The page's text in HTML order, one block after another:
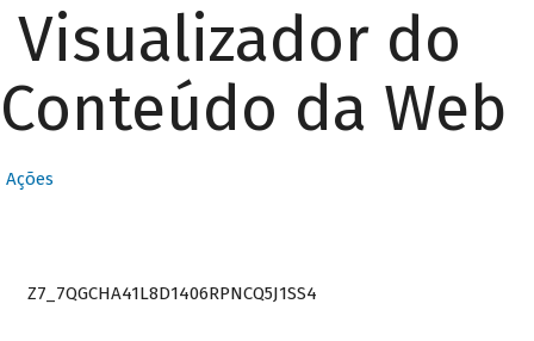
Visualizador do
Conteúdo da Web
Ações
Z7_7QGCHA41L8D1406RPNCQ5J1SS4